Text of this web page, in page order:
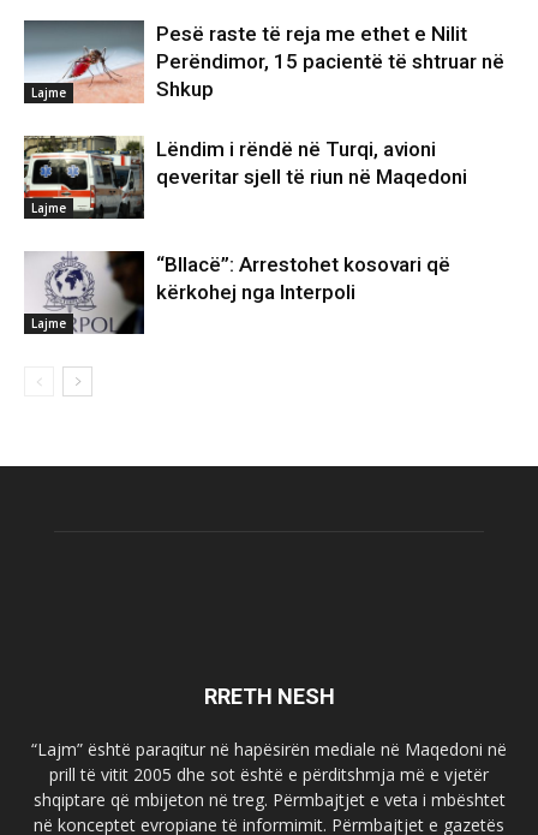
Lajme
Pesë raste të reja me ethet e Nilit
Perëndimor, 15 pacientë të shtruar në
Shkup
Lajme
Lëndim i rëndë në Turqi, avioni
qeveritar sjell të riun në Maqedoni
Lajme
“Bllacë”: Arrestohet kosovari që
kërkohej nga Interpoli
RRETH NESH
“Lajm” është paraqitur në hapësirën mediale në Maqedoni në
prill të vitit 2005 dhe sot është e përditshmja më e vjetër
shqiptare që mbijeton në treg. Përmbajtjet e veta i mbështet
në konceptet evropiane të informimit. Përmbajtjet e gazetës